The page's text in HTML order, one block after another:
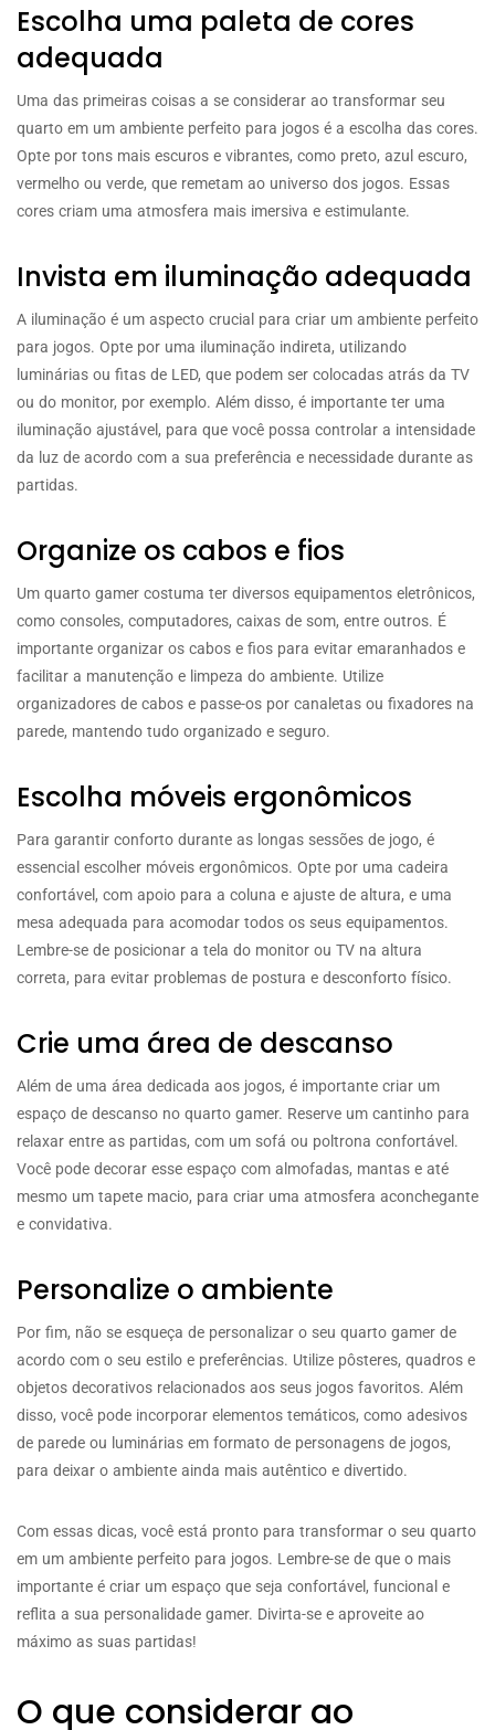
Escolha uma paleta de cores
adequada
Uma das primeiras coisas a se considerar ao transformar seu
quarto em um ambiente perfeito para jogos é a escolha das cores.
Opte por tons mais escuros e vibrantes, como preto, azul escuro,
vermelho ou verde, que remetam ao universo dos jogos. Essas
cores criam uma atmosfera mais imersiva e estimulante.
Invista em iluminação adequada
A iluminação é um aspecto crucial para criar um ambiente perfeito
para jogos. Opte por uma iluminação indireta, utilizando
luminárias ou fitas de LED, que podem ser colocadas atrás da TV
ou do monitor, por exemplo. Além disso, é importante ter uma
iluminação ajustável, para que você possa controlar a intensidade
da luz de acordo com a sua preferência e necessidade durante as
partidas.
Organize os cabos e fios
Um quarto gamer costuma ter diversos equipamentos eletrônicos,
como consoles, computadores, caixas de som, entre outros. É
importante organizar os cabos e fios para evitar emaranhados e
facilitar a manutenção e limpeza do ambiente. Utilize
organizadores de cabos e passe-os por canaletas ou fixadores na
parede, mantendo tudo organizado e seguro.
Escolha móveis ergonômicos
Para garantir conforto durante as longas sessões de jogo, é
essencial escolher móveis ergonômicos. Opte por uma cadeira
confortável, com apoio para a coluna e ajuste de altura, e uma
mesa adequada para acomodar todos os seus equipamentos.
Lembre-se de posicionar a tela do monitor ou TV na altura
correta, para evitar problemas de postura e desconforto físico.
Crie uma área de descanso
Além de uma área dedicada aos jogos, é importante criar um
espaço de descanso no quarto gamer. Reserve um cantinho para
relaxar entre as partidas, com um sofá ou poltrona confortável.
Você pode decorar esse espaço com almofadas, mantas e até
mesmo um tapete macio, para criar uma atmosfera aconchegante
e convidativa.
Personalize o ambiente
Por fim, não se esqueça de personalizar o seu quarto gamer de
acordo com o seu estilo e preferências. Utilize pôsteres, quadros e
objetos decorativos relacionados aos seus jogos favoritos. Além
disso, você pode incorporar elementos temáticos, como adesivos
de parede ou luminárias em formato de personagens de jogos,
para deixar o ambiente ainda mais autêntico e divertido.
Com essas dicas, você está pronto para transformar o seu quarto
em um ambiente perfeito para jogos. Lembre-se de que o mais
importante é criar um espaço que seja confortável, funcional e
reflita a sua personalidade gamer. Divirta-se e aproveite ao
máximo as suas partidas!
O que considerar ao